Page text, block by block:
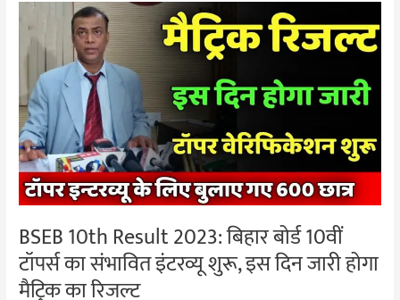
BSEB 10th Result 2023: बिहार बोर्ड 10वीं
टॉपर्स का संभावित इंटरव्यू शुरू, इस दिन जारी होगा
मैट्रिक का रिजल्ट
BSEB
10th
Result
2023:
बिहार
बोर्ड
10वीं
टॉपर्स
का
इंटरव्यू
शुरू,
इस